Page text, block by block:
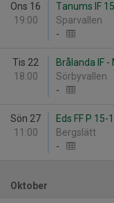
Ons 16
19:00
Tanums IF
Sparvallen
-
Tis 22
18:00
Brålanda IF -
Sörbyvallen
-
Sön 27
11:00
Eds FF P 15-
Bergslätt
-
Oktober